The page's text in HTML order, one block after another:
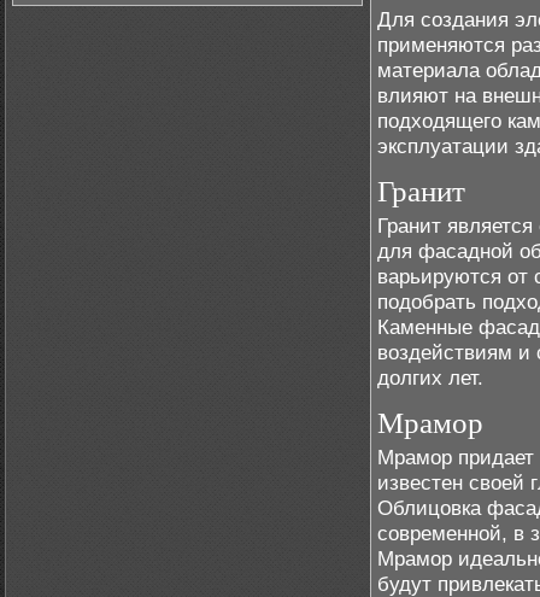
Для создания
применяются
материала
влияют на
подходящего
эксплуатации
Гранит
Гранит
для фасадной
варьируются от
подобрать
Каменные
воздействиям и
долгих лет.
Мрамор
Мрамор
известен своей
Облицовка
современной, в
Мрамор
будут